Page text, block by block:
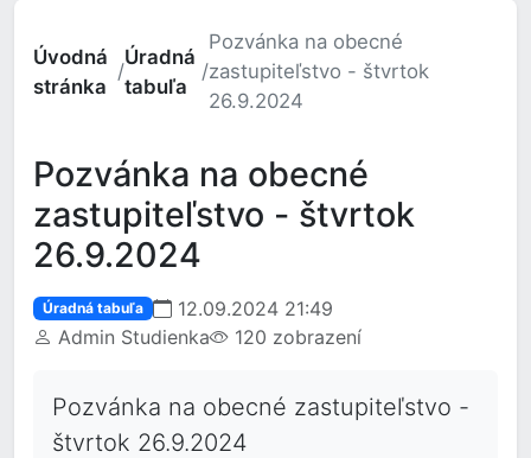
Úvodná
stránka
/
Úradná
tabuľa
/
Pozvánka na obecné
zastupiteľstvo - štvrtok
26.9.2024
Pozvánka na obecné
zastupiteľstvo - štvrtok
26.9.2024
Úradná tabuľa
12.09.2024 21:49
Admin Studienka
120 zobrazení
Pozvánka na obecné zastupiteľstvo -
štvrtok 26.9.2024